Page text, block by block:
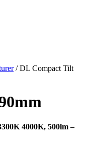
/ DL Compact Tilt
4000K, 500lm –